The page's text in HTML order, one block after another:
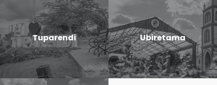
Tuparendi Ubiretama